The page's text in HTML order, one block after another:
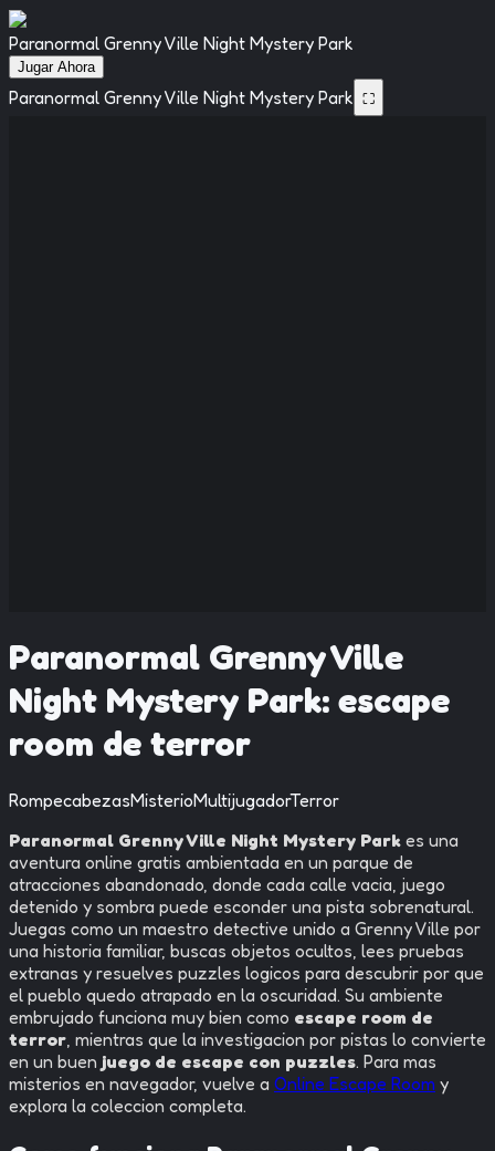
Paranormal Grenny Ville Night Mystery Park
Jugar Ahora
Paranormal Grenny Ville Night Mystery Park ⛶
Paranormal Grenny Ville
Night Mystery Park: escape
room de terror
RompecabezasMisterioMultijugadorTerror
Paranormal Grenny Ville Night Mystery Park es una
aventura online gratis ambientada en un parque de
atracciones abandonado, donde cada calle vacia, juego
detenido y sombra puede esconder una pista sobrenatural.
Juegas como un maestro detective unido a Grenny Ville por
una historia familiar, buscas objetos ocultos, lees pruebas
extranas y resuelves puzzles logicos para descubrir por que
el pueblo quedo atrapado en la oscuridad. Su ambiente
embrujado funciona muy bien como escape room de
terror , mientras que la investigacion por pistas lo convierte
en un buen juego de escape con puzzles. Para mas
misterios en navegador, vuelve a Online Escape Room y
explora la coleccion completa.